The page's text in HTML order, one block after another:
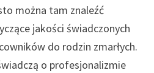
można tam znaleźć
jakości świadczonych
do rodzin zmarłych.
o profesjonalizmie